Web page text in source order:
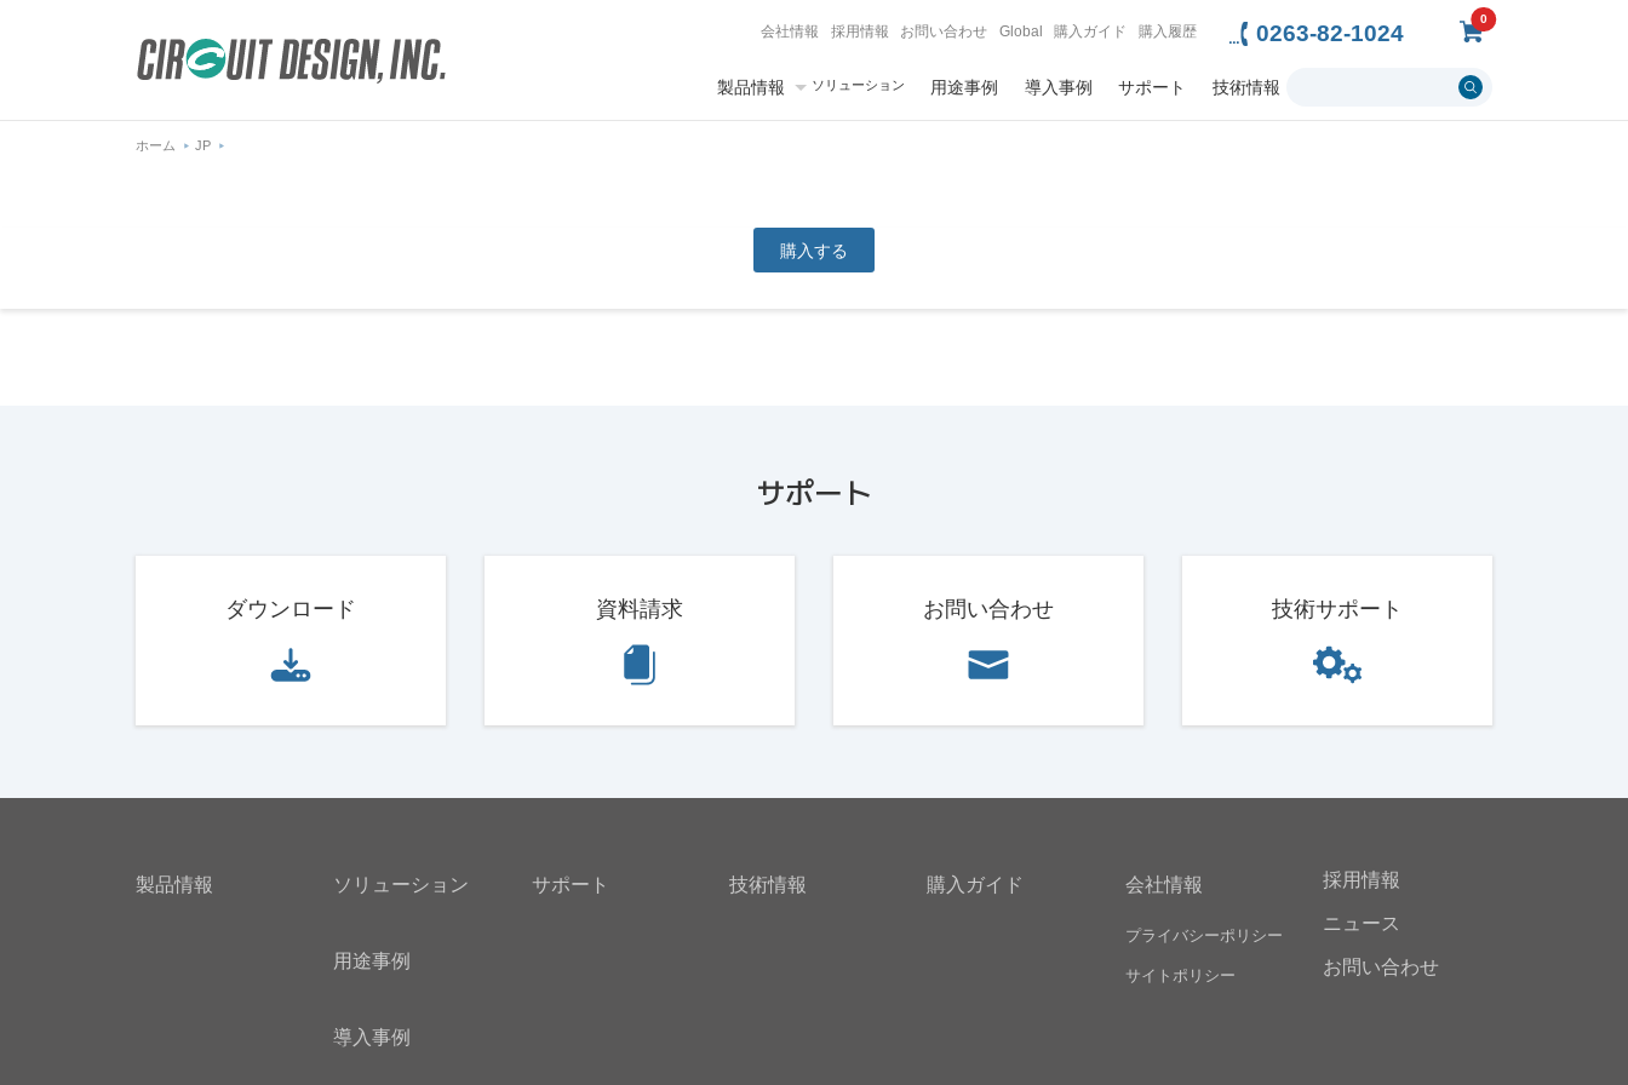
0
会社情報 採用情報 お問い合わせ Global 購入ガイド 購入履歴 0263-82-1024
製品情報 ソリューション 用途事例 導入事例 サポート 技術情報
ホーム JP
購入する
サポート
ダウンロード 資料請求 お問い合わせ 技術サポート
製品情報 ソリューション
用途事例
導入事例
サポート 技術情報 購入ガイド 会社情報
プライバシーポリシー
サイトポリシー
採用情報
ニュース
お問い合わせ